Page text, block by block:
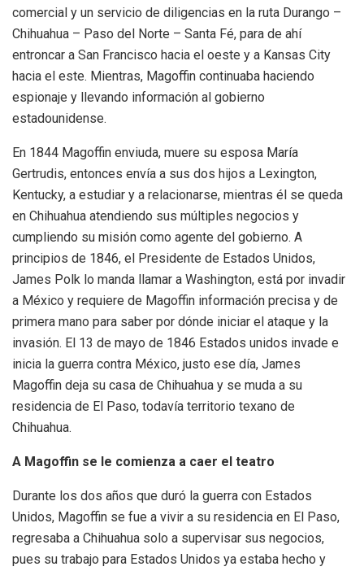
comercial y un servicio de diligencias en la ruta Durango –
Chihuahua – Paso del Norte – Santa Fé, para de ahí
entroncar a San Francisco hacia el oeste y a Kansas City
hacia el este. Mientras, Magoffin continuaba haciendo
espionaje y llevando información al gobierno
estadounidense.
En 1844 Magoffin enviuda, muere su esposa María
Gertrudis, entonces envía a sus dos hijos a Lexington,
Kentucky, a estudiar y a relacionarse, mientras él se queda
en Chihuahua atendiendo sus múltiples negocios y
cumpliendo su misión como agente del gobierno. A
principios de 1846, el Presidente de Estados Unidos,
James Polk lo manda llamar a Washington, está por invadir
a México y requiere de Magoffin información precisa y de
primera mano para saber por dónde iniciar el ataque y la
invasión. El 13 de mayo de 1846 Estados unidos invade e
inicia la guerra contra México, justo ese día, James
Magoffin deja su casa de Chihuahua y se muda a su
residencia de El Paso, todavía territorio texano de
Chihuahua.
A Magoffin se le comienza a caer el teatro
Durante los dos años que duró la guerra con Estados
Unidos, Magoffin se fue a vivir a su residencia en El Paso,
regresaba a Chihuahua solo a supervisar sus negocios,
pues su trabajo para Estados Unidos ya estaba hecho y